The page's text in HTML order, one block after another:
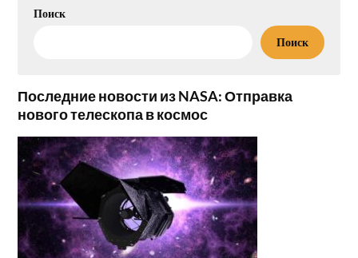
Поиск
Поиск
Последние новости из NASA: Отправка
нового телескопа в космос